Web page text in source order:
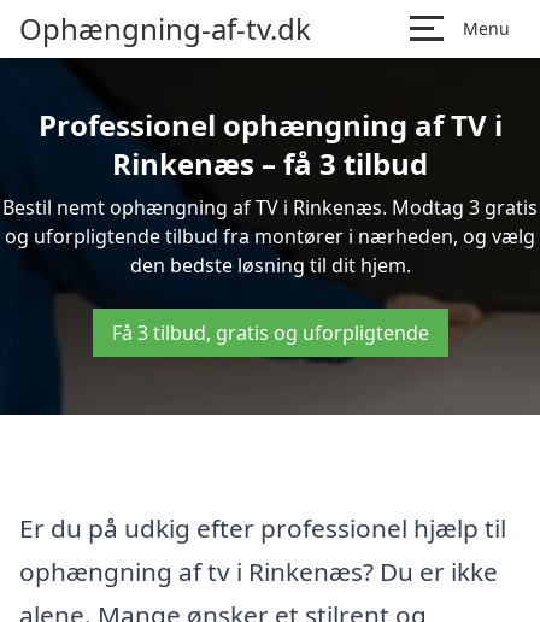
Ophængning-af-tv.dk Menu
Professionel ophængning af TV i
Rinkenæs – få 3 tilbud
Bestil nemt ophængning af TV i Rinkenæs. Modtag 3 gratis
og uforpligtende tilbud fra montører i nærheden, og vælg
den bedste løsning til dit hjem.
Få 3 tilbud, gratis og uforpligtende
Er du på udkig efter professionel hjælp til
ophængning af tv i Rinkenæs? Du er ikke
alene. Mange ønsker et stilrent og